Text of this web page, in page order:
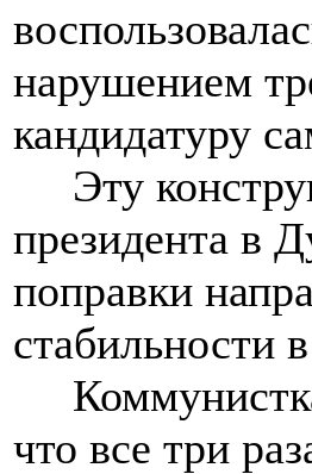
нарушением
кандидатуру
Эту
президента в
поправки
стабильности
что все три